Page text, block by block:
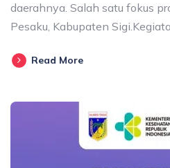
daerahnya. Salah satu fokus
Pesaku, Kabupaten
Read More